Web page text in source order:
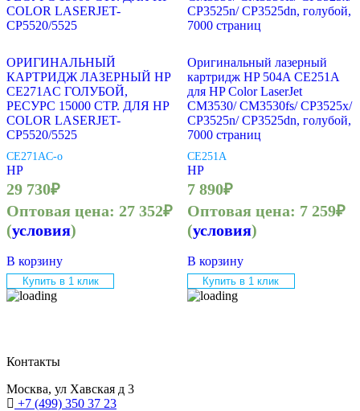
ОРИГИНАЛЬНЫЙ
КАРТРИДЖ ЛАЗЕРНЫЙ HP
CE271AC ГОЛУБОЙ,
РЕСУРС 15000 СТР. ДЛЯ HP
COLOR LASERJET-
CP5520/5525
CE271AC-o
HP
29 730₽
Оптовая цена: 27 352₽
(условия)
В корзину
Купить в 1 клик
Оригинальный лазерный
картридж HP 504A CE251A
для HP Color LaserJet
CM3530/ CM3530fs/ CP3525x/
CP3525n/ CP3525dn, голубой,
7000 страниц
CE251A
HP
7 890₽
Оптовая цена: 7 259₽
(условия)
В корзину
Купить в 1 клик
Контакты
Москва, ул Хавская д 3
+7 (499) 350 37 23